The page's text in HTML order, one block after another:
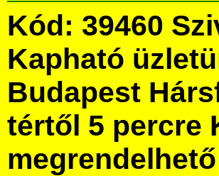
Kód: 39460
Kapható
Budapest
tértől 5 percre